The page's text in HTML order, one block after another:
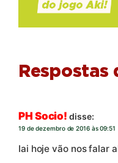
Respostas
PH Socio! disse:
19 de dezembro de 2016 às 09:51
Iai hoje vão nos falar